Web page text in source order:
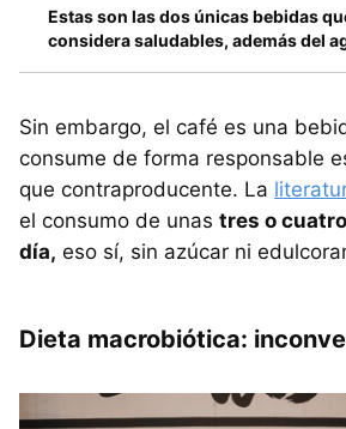
Estas son las dos únicas bebidas
considera saludables, además del
Sin embargo, el café es una
consume de forma responsable
que contraproducente. La
el consumo de unas tres o
día, eso sí, sin azúcar ni
Dieta macrobiótica: